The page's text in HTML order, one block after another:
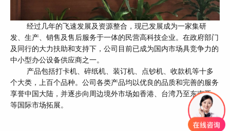
经过几年的飞速发展及资源整合，现已发展成为一家集研
发、生产、销售及售后服务于一体的民营高科技企业。在政府部门
及同行的大力扶助和支持下，公司目前已成为国内市场具竞争力的
中小型办公设备供应商之一。
产品包括打卡机、碎纸机、装订机、点钞机、收款机等十多
个大类，上百个品种。公司各类产品均以优良的品质和完善的服务
享誉中国大陆，并逐步向周边境外市场如香港、台湾乃至东南亚、
等国际市场拓展。